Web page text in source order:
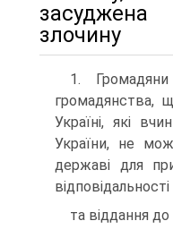
злочину
1.
громадянства,
Україні, які
України, не
державі для
відповідальності
та віддання до